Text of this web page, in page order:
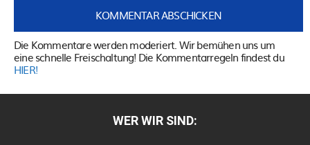
Die Kommentare werden moderiert. Wir bemühen uns um
eine schnelle Freischaltung! Die Kommentarregeln findest du
HIER!
WER WIR SIND: